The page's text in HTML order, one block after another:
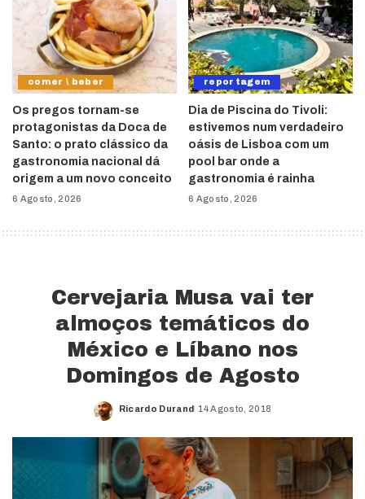
comer \ beber
Os pregos tornam-se
protagonistas da Doca de
Santo: o prato clássico da
gastronomia nacional dá
origem a um novo conceito
6 Agosto, 2026
reportagem
Dia de Piscina do Tivoli:
estivemos num verdadeiro
oásis de Lisboa com um
pool bar onde a
gastronomia é rainha
6 Agosto, 2026
Cervejaria Musa vai ter
almoços temáticos do
México e Líbano nos
Domingos de Agosto
Posted
Ricardo Durand 14 Agosto, 2018